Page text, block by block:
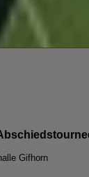
Gifhorn